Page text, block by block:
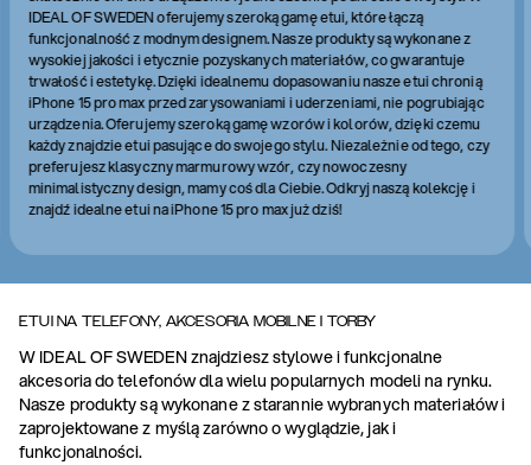
IDEAL OF SWEDEN oferujemy szeroką gamę etui, które łączą
funkcjonalność z modnym designem. Nasze produkty są wykonane z
wysokiej jakości i etycznie pozyskanych materiałów, co gwarantuje
trwałość i estetykę. Dzięki idealnemu dopasowaniu nasze etui chronią
iPhone 15 pro max przed zarysowaniami i uderzeniami, nie pogrubiając
urządzenia. Oferujemy szeroką gamę wzorów i kolorów, dzięki czemu
każdy znajdzie etui pasujące do swojego stylu. Niezależnie od tego, czy
preferujesz klasyczny marmurowy wzór, czy nowoczesny
minimalistyczny design, mamy coś dla Ciebie. Odkryj naszą kolekcję i
znajdź idealne etui na iPhone 15 pro max już dziś!
ETUI NA TELEFONY, AKCESORIA MOBILNE I TORBY
W IDEAL OF SWEDEN znajdziesz stylowe i funkcjonalne
akcesoria do telefonów dla wielu popularnych modeli na rynku.
Nasze produkty są wykonane z starannie wybranych materiałów i
zaprojektowane z myślą zarówno o wyglądzie, jak i
funkcjonalności.